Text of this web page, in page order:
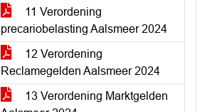
11 Verordening
precariobelasting Aalsmeer 2024
12 Verordening
Reclamegelden Aalsmeer 2024
13 Verordening Marktgelden